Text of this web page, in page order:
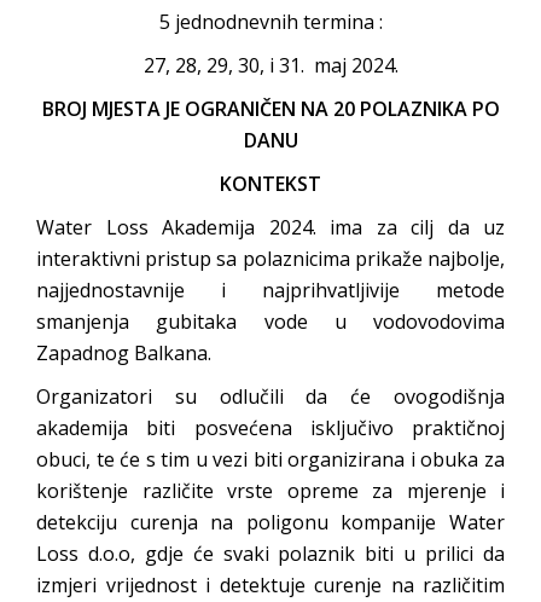
5 jednodnevnih termina :
27, 28, 29, 30, i 31. maj 2024.
BROJ MJESTA JE OGRANIČEN NA 20 POLAZNIKA PO
DANU
KONTEKST
Water Loss Akademija 2024. ima za cilj da uz
interaktivni pristup sa polaznicima prikaže najbolje,
najjednostavnije i najprihvatljivije metode
smanjenja gubitaka vode u vodovodovima
Zapadnog Balkana.
Organizatori su odlučili da će ovogodišnja
akademija biti posvećena isključivo praktičnoj
obuci, te će s tim u vezi biti organizirana i obuka za
korištenje različite vrste opreme za mjerenje i
detekciju curenja na poligonu kompanije Water
Loss d.o.o, gdje će svaki polaznik biti u prilici da
izmjeri vrijednost i detektuje curenje na različitim